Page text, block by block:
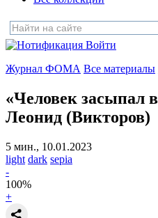
Войти
Журнал ФОМА Все материалы
«Человек засыпал
Леонид (Викторов)
5 мин., 10.01.2023
light dark sepia
-
100%
+